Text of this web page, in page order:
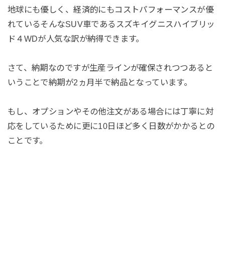
地球にも優しく、経済的にもコストパフォーマンスが優
れているそんなSUV車であるスズキイグニスハイブリッ
ド４WDが人気な訳が納得できます。
さて、納期なのですが生産ラインが確保されつつあると
いうことで納期が2ヵ月半で納品となっています。
もし、オプションやその他注文がある場合には丁寧に対
応をしているために更に10日ほど多く日数がかかるとの
ことです。